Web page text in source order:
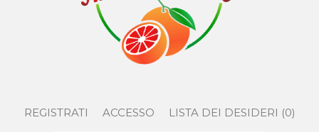
REGISTRATI ACCESSO LISTA DEI DESIDERI (0)